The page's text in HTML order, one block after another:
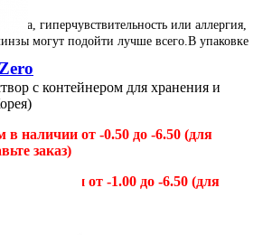
глаза, гиперчувствительность или аллергия,
могут подойти лучше всего. В упаковке
с контейнером для хранения и
в наличии от -0.50 до -6.50 (для
заказ)
в наличии от -1.00 до -6.50 (для